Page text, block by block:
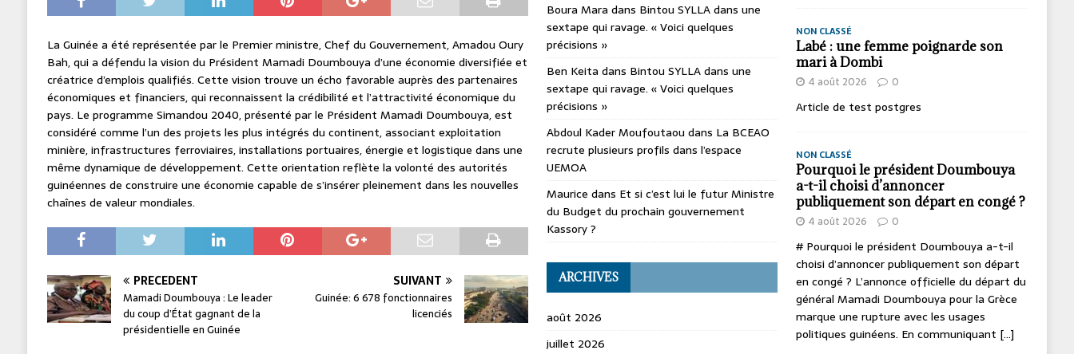
La Guinée a été représentée par le Premier ministre, Chef du Gouvernement, Amadou Oury
Bah, qui a défendu la vision du Président Mamadi Doumbouya d’une économie diversifiée et
créatrice d’emplois qualifiés. Cette vision trouve un écho favorable auprès des partenaires
économiques et financiers, qui reconnaissent la crédibilité et l’attractivité économique du
pays. Le programme Simandou 2040, présenté par le Président Mamadi Doumbouya, est
considéré comme l’un des projets les plus intégrés du continent, associant exploitation
minière, infrastructures ferroviaires, installations portuaires, énergie et logistique dans une
même dynamique de développement. Cette orientation reflète la volonté des autorités
guinéennes de construire une économie capable de s’insérer pleinement dans les nouvelles
chaînes de valeur mondiales.
PRÉCÉDENT
Mamadi Doumbouya : Le leader
du coup d’État gagnant de la
présidentielle en Guinée
SUIVANT
Guinée: 6 678 fonctionnaires
licenciés
Boura Mara dans Bintou SYLLA dans une
sextape qui ravage. « Voici quelques
précisions »
Ben Keita dans Bintou SYLLA dans une
sextape qui ravage. « Voici quelques
précisions »
Abdoul Kader Moufoutaou dans La BCEAO
recrute plusieurs profils dans l’espace
UEMOA
Maurice dans Et si c’est lui le futur Ministre
du Budget du prochain gouvernement
Kassory ?
ARCHIVES
août 2026
juillet 2026
NON CLASSÉ
Labé : une femme poignarde son
mari à Dombi
4 août 2026 0
Article de test postgres
NON CLASSÉ
Pourquoi le président Doumbouya
a-t-il choisi d’annoncer
publiquement son départ en congé ?
4 août 2026 0
# Pourquoi le président Doumbouya a-t-il
choisi d’annoncer publiquement son départ
en congé ? L’annonce officielle du départ du
général Mamadi Doumbouya pour la Grèce
marque une rupture avec les usages
politiques guinéens. En communiquant [...]